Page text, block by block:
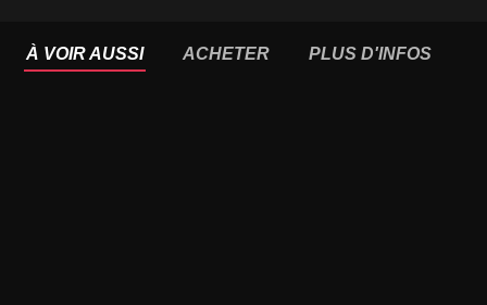
À VOIR AUSSI ACHETER PLUS D'INFOS